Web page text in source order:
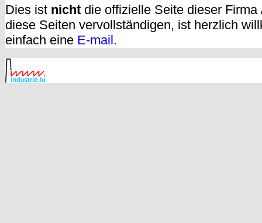
Dies ist nicht die offizielle Seite dieser
diese Seiten vervollständigen, ist herzlich
einfach eine E-mail.